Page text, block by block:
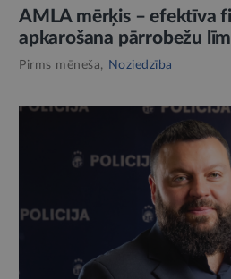
AMLA mērķis – efektīva
apkarošana pārrobežu
Pirms mēneša, Noziedzība